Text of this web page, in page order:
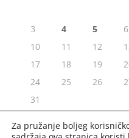
3
4 5 6
10
11 12
17
18 19
24
25 26
31
« srp
Za pružanje boljeg